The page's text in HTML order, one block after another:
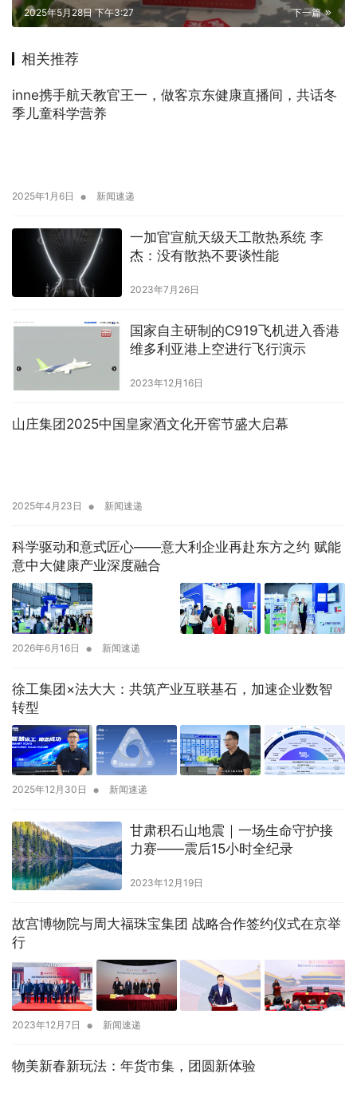
下一篇
2025年5月28日 下午3:27
相关推荐
inne携手航天教官王一，做客京东健康直播间，共话冬
季儿童科学营养
2025年1月6日 • 新闻速递
一加官宣航天级天工散热系统 李
杰：没有散热不要谈性能
2023年7月26日
国家自主研制的C919飞机进入香港
维多利亚港上空进行飞行演示
2023年12月16日
山庄集团2025中国皇家酒文化开窖节盛大启幕
2025年4月23日 • 新闻速递
科学驱动和意式匠心——意大利企业再赴东方之约 赋能
意中大健康产业深度融合
2026年6月16日 • 新闻速递
徐工集团×法大大：共筑产业互联基石，加速企业数智
转型
2025年12月30日 • 新闻速递
甘肃积石山地震｜一场生命守护接
力赛——震后15小时全纪录
2023年12月19日
故宫博物院与周大福珠宝集团 战略合作签约仪式在京举
行
2023年12月7日 • 新闻速递
物美新春新玩法：年货市集，团圆新体验